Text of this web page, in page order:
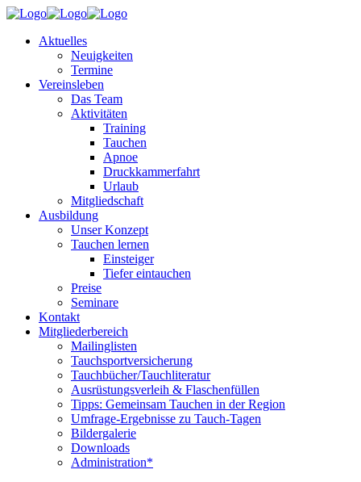
Aktuelles
Neuigkeiten
Termine
Vereinsleben
Das Team
Aktivitäten
Training
Tauchen
Apnoe
Druckkammerfahrt
Urlaub
Mitgliedschaft
Ausbildung
Unser Konzept
Tauchen lernen
Einsteiger
Tiefer eintauchen
Preise
Seminare
Kontakt
Mitgliederbereich
Mailinglisten
Tauchsportversicherung
Tauchbücher/Tauchliteratur
Ausrüstungsverleih & Flaschenfüllen
Tipps: Gemeinsam Tauchen in der Region
Umfrage-Ergebnisse zu Tauch-Tagen
Bildergalerie
Downloads
Administration*